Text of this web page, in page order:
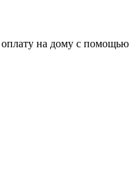
на дому с помощью